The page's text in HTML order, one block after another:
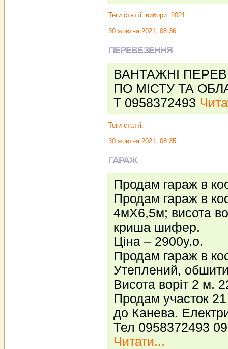
Теги статті: вибори 2021
30 жовтня 2021, 08:36
ПЕРЕВЕЗЕННЯ
ВАНТАЖНІ
ПО МІСТУ ТА
Т 0958372493
Теги статті:
30 жовтня 2021, 08:35
ГАРАЖ
Продам гараж в
Продам гараж в
4мХ6,5м; висота
криша шифер.
Ціна – 2900у.о.
Продам гараж в
Утеплений,
Висота воріт 2 м.
Продам участок
до Канева.
Тел 0958372493
Читати...